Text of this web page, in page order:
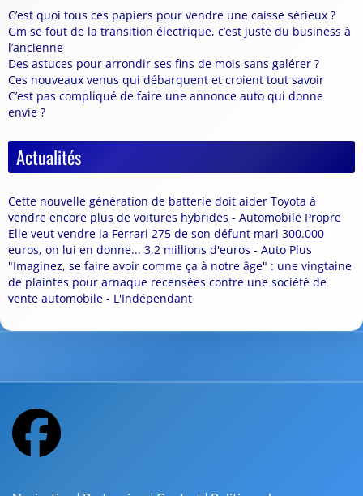
C’est quoi tous ces papiers pour vendre une caisse sérieux ?
Gm se fout de la transition électrique, c’est juste du business à
l’ancienne
Des astuces pour arrondir ses fins de mois sans galérer ?
Ces nouveaux venus qui débarquent et croient tout savoir
C’est pas compliqué de faire une annonce auto qui donne
envie ?
Actualités
Cette nouvelle génération de batterie doit aider Toyota à
vendre encore plus de voitures hybrides - Automobile Propre
Elle veut vendre la Ferrari 275 de son défunt mari 300.000
euros, on lui en donne... 3,2 millions d'euros - Auto Plus
"Imaginez, se faire avoir comme ça à notre âge" : une vingtaine
de plaintes pour arnaque recensées contre une société de
vente automobile - L'Indépendant